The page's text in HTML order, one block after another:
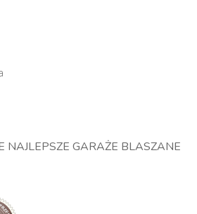
NAJLEPSZE GARAŻE BLASZANE